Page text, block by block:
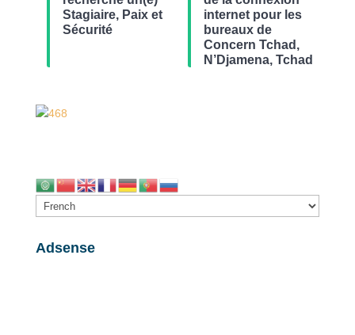
Stagiaire, Paix et
Sécurité
internet pour les
bureaux de
Concern Tchad,
N’Djamena, Tchad
Adsense